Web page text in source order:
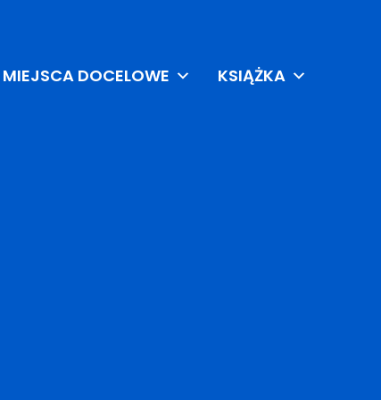
MIEJSCA DOCELOWE KSIĄŻKA